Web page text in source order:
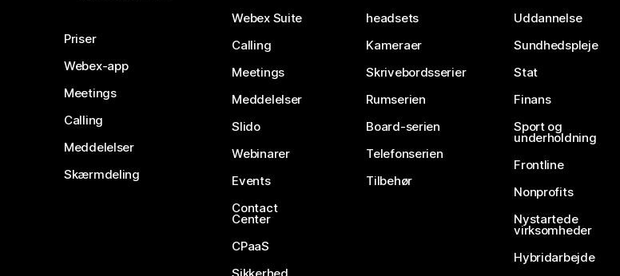
Priser
Webex-app
Meetings
Calling
Meddelelser
Skærmdeling
Webex Suite
Calling
Meetings
Meddelelser
Slido
Webinarer
Events
Contact
Center
CPaaS
headsets
Kameraer
Skrivebordsserier
Rumserien
Board-serien
Telefonserien
Tilbehør
Uddannelse
Sundhedspleje
Stat
Finans
Sport og
underholdning
Frontline
Nonprofits
Nystartede
virksomheder
Hybridarbejde